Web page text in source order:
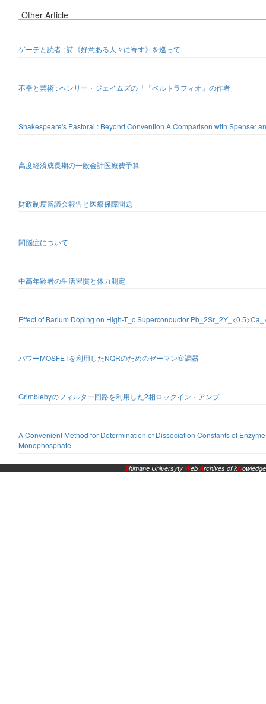
Other Article
ゲーテと読者 : 詩《好意ある人々に寄す》を巡って
不幸と芸術 : ヘンリー・ジェイムズの「『ベルトラフィオ』の作者」
Shakespeare's Pastoral : Beyond Convention A Comparison with Spenser
高度経済成長期の一般会計医療費予算
財政制度審議会報告と医療保障問題
間脳症について
中高年齢者の生活習慣と体力測定
Effect of Barium Doping on High-T_c Superconductor
パワーMOSFETを利用したNQRのためのゼーマン変調器
Grimblebyのフィルター回路を利用した2相ロックイン・アンプ
A Convenient Method for Determination of Dissociation Constants of
Monophosphate
Shimane Universyty WebArchives of kNowledge